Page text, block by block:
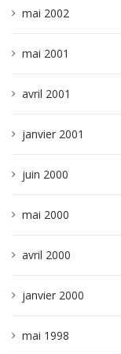
mai 2002
mai 2001
avril 2001
janvier 2001
juin 2000
mai 2000
avril 2000
janvier 2000
mai 1998